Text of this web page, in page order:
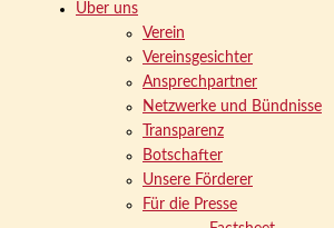
Über uns
Verein
Vereinsgesichter
Ansprechpartner
Netzwerke und Bündnisse
Transparenz
Botschafter
Unsere Förderer
Für die Presse